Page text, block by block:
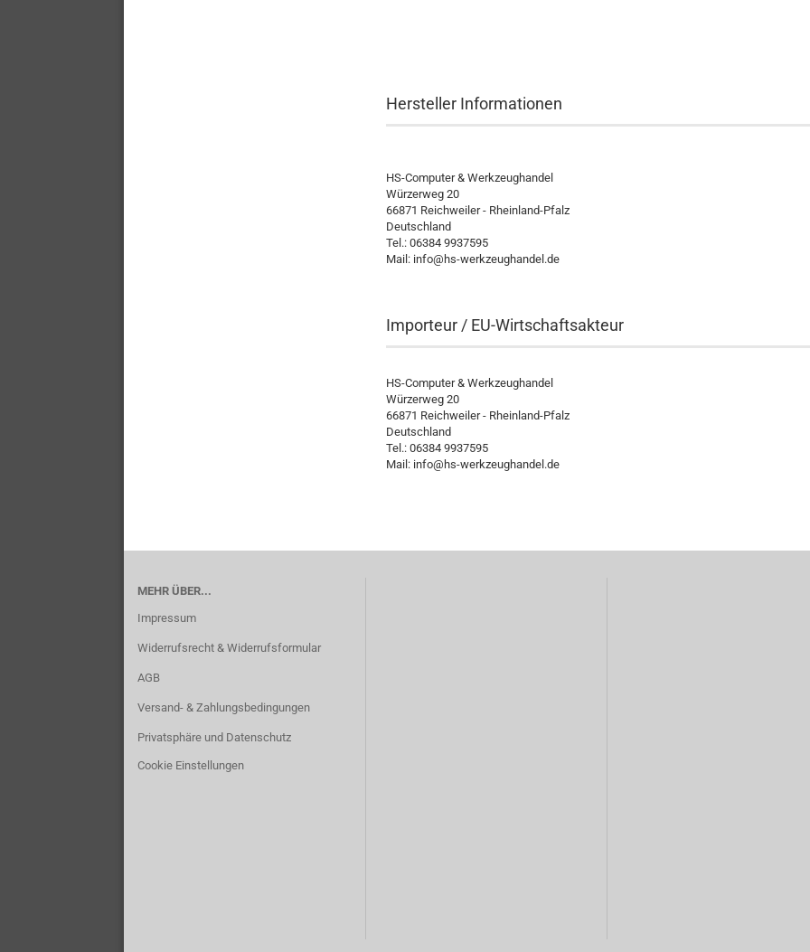
Hersteller Informationen
HS-Computer & Werkzeughandel
Würzerweg 20
66871 Reichweiler - Rheinland-Pfalz
Deutschland
Tel.: 06384 9937595
Mail: info@hs-werkzeughandel.de
Importeur / EU-Wirtschaftsakteur
HS-Computer & Werkzeughandel
Würzerweg 20
66871 Reichweiler - Rheinland-Pfalz
Deutschland
Tel.: 06384 9937595
Mail: info@hs-werkzeughandel.de
MEHR ÜBER...
Impressum
Widerrufsrecht & Widerrufsformular
AGB
Versand- & Zahlungsbedingungen
Privatsphäre und Datenschutz
Cookie Einstellungen